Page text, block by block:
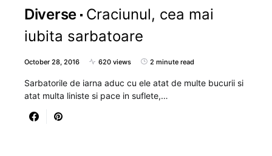
Diverse Craciunul, cea mai
iubita sarbatoare
October 28, 2016 620 views 2 minute read
Sarbatorile de iarna aduc cu ele atat de multe bucurii si
atat multa liniste si pace in suflete,…